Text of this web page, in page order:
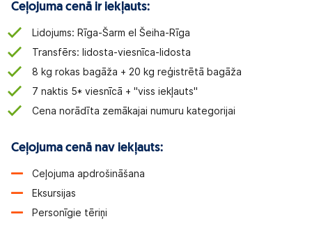
Ceļojuma cenā ir iekļauts:
Lidojums: Rīga-Šarm el Šeiha-Rīga
Transfērs: lidosta-viesnīca-lidosta
8 kg rokas bagāža + 20 kg reģistrētā bagāža
7 naktis 5* viesnīcā + "viss iekļauts"
Cena norādīta zemākajai numuru kategorijai
Ceļojuma cenā nav iekļauts:
Ceļojuma apdrošināšana
Eksursijas
Personīgie tēriņi